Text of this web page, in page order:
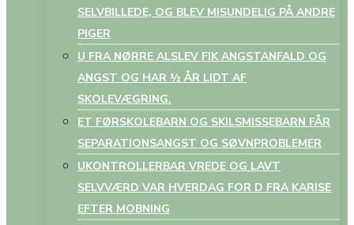
SELVBILLEDE, OG BLEV MISUNDELIG PÅ ANDRE
PIGER
U FRA NØRRE ALSLEV FIK ANGSTANFALD OG
ANGST OG HAR ½ ÅR LIDT AF
SKOLEVÆGRING.
ET FØRSKOLEBARN OG SKILSMISSEBARN FÅR
SEPARATIONSANGST OG SØVNPROBLEMER
UKONTROLLERBAR VREDE OG LAVT
SELVVÆRD VAR HVERDAG FOR D FRA KARISE
EFTER MOBNING